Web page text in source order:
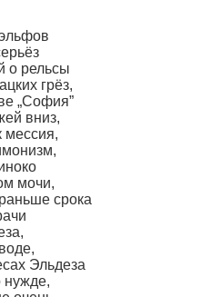
о рельсы
грёз,
„София”
вниз,
мессия,
мочи,
срока
Эльдеза
нужде,